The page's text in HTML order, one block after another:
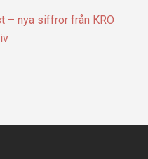
– nya siffror från KRO